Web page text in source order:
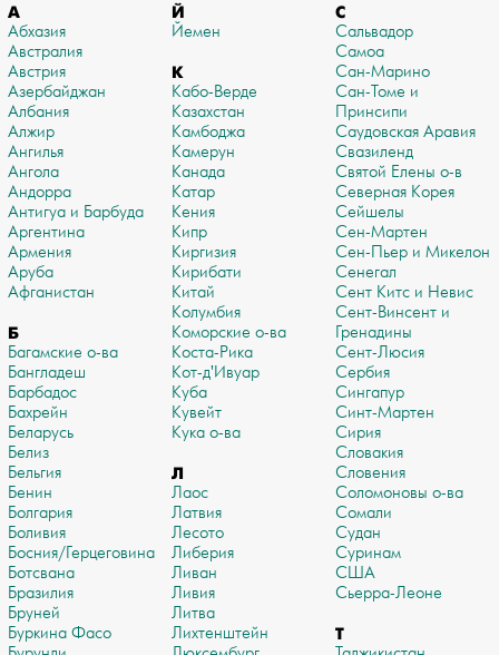
А
Абхазия
Австралия
Австрия
Азербайджан
Албания
Алжир
Ангилья
Ангола
Андорра
Антигуа и Барбуда
Аргентина
Армения
Аруба
Афганистан
Б
Багамские о-ва
Бангладеш
Барбадос
Бахрейн
Беларусь
Белиз
Бельгия
Бенин
Болгария
Боливия
Босния/Герцеговина
Ботсвана
Бразилия
Бруней
Буркина Фасо
Й
Йемен
К
Кабо-Верде
Казахстан
Камбоджа
Камерун
Канада
Катар
Кения
Кипр
Киргизия
Кирибати
Китай
Колумбия
Коморские о-ва
Коста-Рика
Кот-д'Ивуар
Куба
Кувейт
Кука о-ва
Л
Лаос
Латвия
Лесото
Либерия
Ливан
Ливия
Литва
Лихтенштейн
С
Сальвадор
Самоа
Сан-Марино
Сан-Томе и
Принсипи
Саудовская Аравия
Свазиленд
Святой Елены о-в
Северная Корея
Сейшелы
Сен-Мартен
Сен-Пьер и Микелон
Сенегал
Сент Китс и Невис
Сент-Винсент и
Гренадины
Сент-Люсия
Сербия
Сингапур
Синт-Мартен
Сирия
Словакия
Словения
Соломоновы о-ва
Сомали
Судан
Суринам
США
Сьерра-Леоне
Т